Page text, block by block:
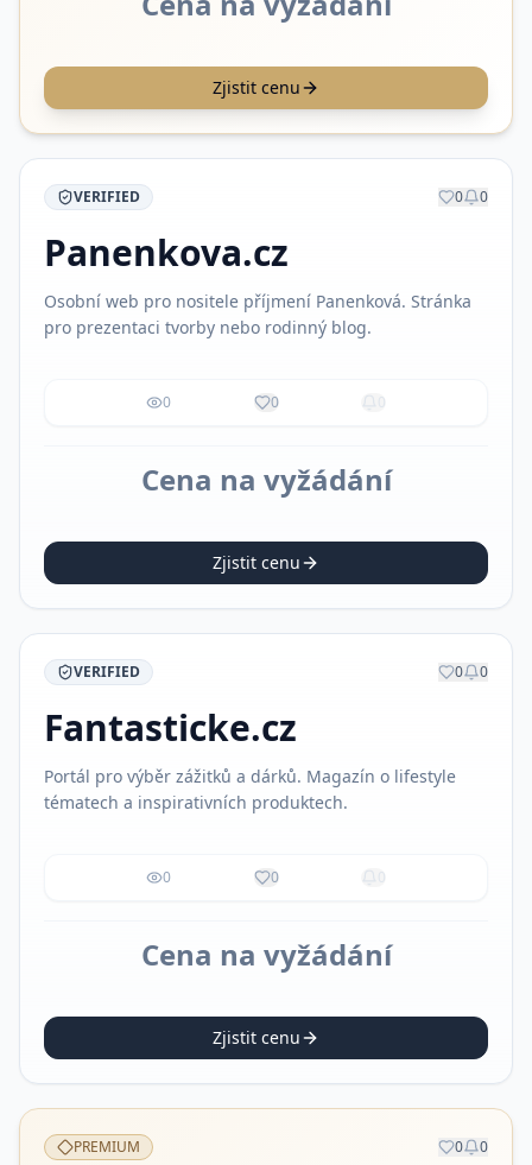
Zjistit cenu
VERIFIED 0 0
Panenkova.cz
Osobní web pro nositele příjmení Panenková. Stránka
pro prezentaci tvorby nebo rodinný blog.
0 0 0
Cena na vyžádání
Zjistit cenu
VERIFIED 0 0
Fantasticke.cz
Portál pro výběr zážitků a dárků. Magazín o lifestyle
tématech a inspirativních produktech.
0 0 0
Cena na vyžádání
Zjistit cenu
PREMIUM 0 0